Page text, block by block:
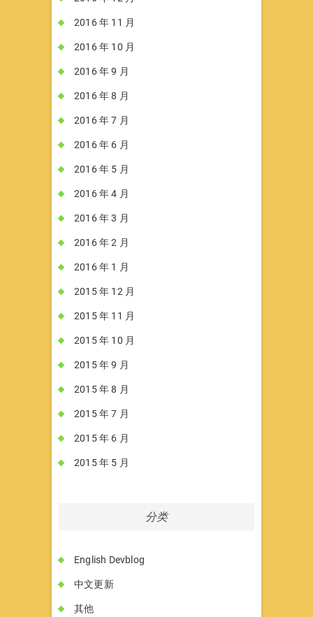
2016 年 11 月
2016 年 10 月
2016 年 9 月
2016 年 8 月
2016 年 7 月
2016 年 6 月
2016 年 5 月
2016 年 4 月
2016 年 3 月
2016 年 2 月
2016 年 1 月
2015 年 12 月
2015 年 11 月
2015 年 10 月
2015 年 9 月
2015 年 8 月
2015 年 7 月
2015 年 6 月
2015 年 5 月
分类
English Devblog
中文更新
其他